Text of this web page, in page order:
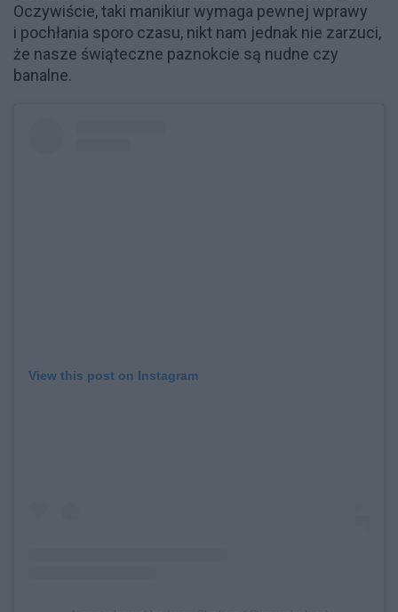
Oczywiście, taki manikiur wymaga pewnej wprawy
i pochłania sporo czasu, nikt nam jednak nie zarzuci,
że nasze świąteczne paznokcie są nudne czy
banalne.
View this post on Instagram